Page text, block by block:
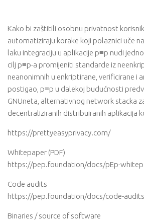
Kako bi zaštitili osobnu privatnost
automatiziraju korake koji polaznici uče
laku integraciju u aplikacije p≡p nudi
cilj p≡p-a promijeniti standarde iz
neanonimnih u enkriptirane, verificirane i
postigao, p≡p u dalekoj budućnosti
GNUneta, alternativnog network stacka
decentraliziranih distribuiranih aplikacija
https://prettyeasyprivacy.com/
Whitepaper (PDF)
https://pep.foundation/docs/pEp-
Code audits
https://pep.foundation/docs/code-
Binaries / source of software